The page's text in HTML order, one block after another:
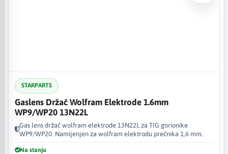
STARPARTS
Gaslens Držač Wolfram Elektrode 1.6mm
WP9/WP20 13N22L
Gas lens držač wolfram elektrode 13N22L za TIG gorionike
WP9/WP20. Namijenjen za wolfram elektrodu prečnika 1,6 mm.
Na stanju